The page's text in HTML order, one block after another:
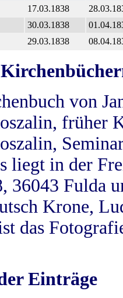
17.03.1838
30.03.1838
29.03.1838
von
früher
liegt in der
36043 Fulda
Krone,
das
Einträge